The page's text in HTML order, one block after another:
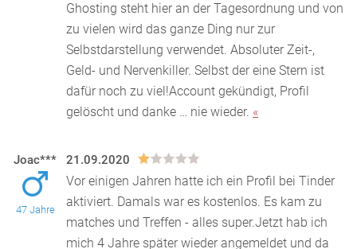
Ghosting steht hier an der Tagesordnung und von
zu vielen wird das ganze Ding nur zur
Selbstdarstellung verwendet. Absoluter Zeit-,
Geld- und Nervenkiller. Selbst der eine Stern ist
dafür noch zu viel!Account gekündigt, Profil
gelöscht und danke … nie wieder. «
Joac***
47 Jahre
21.09.2020
Vor einigen Jahren hatte ich ein Profil bei Tinder
aktiviert. Damals war es kostenlos. Es kam zu
matches und Treffen - alles super.Jetzt hab ich
mich 4 Jahre später wieder angemeldet und da